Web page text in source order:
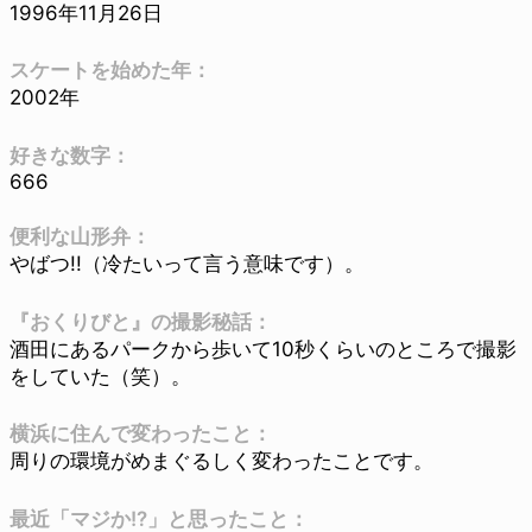
1996年11月26日
スケートを始めた年：
2002年
好きな数字：
666
便利な山形弁：
やばつ!!（冷たいって言う意味です）。
『おくりびと』の撮影秘話：
酒田にあるパークから歩いて10秒くらいのところで撮影
をしていた（笑）。
横浜に住んで変わったこと：
周りの環境がめまぐるしく変わったことです。
最近「マジか!?」と思ったこと：